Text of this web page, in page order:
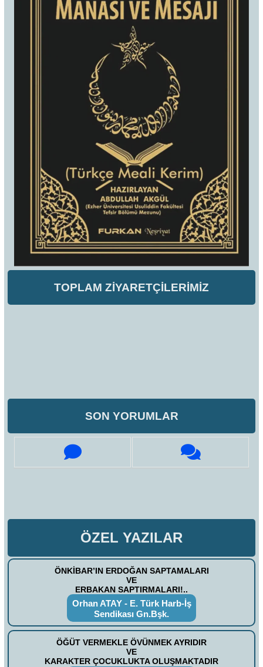
TOPLAM ZİYARETÇİLERİMİZ
SON YORUMLAR
ÖZEL YAZILAR
ÖNKİBAR’IN ERDOĞAN SAPTAMALARI
VE
ERBAKAN SAPTIRMALARI!..
Orhan ATAY - E. Türk Harb-İş
Sendikası Gn.Bşk.
ÖĞÜT VERMEKLE ÖVÜNMEK AYRIDIR
VE
KARAKTER ÇOCUKLUKTA OLUŞMAKTADIR